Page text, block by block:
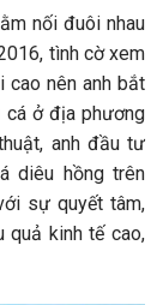
nối đuôi nhau
tình cờ xem
cao nên anh bắt
cá ở địa phương
anh đầu tư
diêu hồng trên
sự quyết tâm,
quả kinh tế cao,